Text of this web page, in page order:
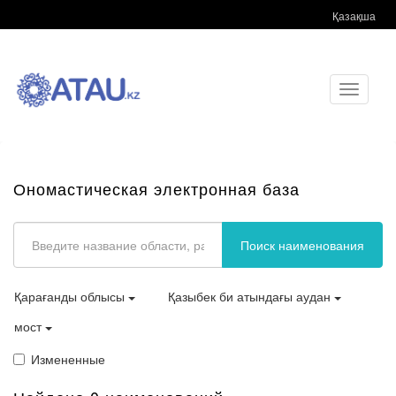
Қазақша
Toggle
Ономастическая электронная база
Поиск наименования
Қарағанды облысы
Қазыбек би атындағы аудан
мост
Измененные